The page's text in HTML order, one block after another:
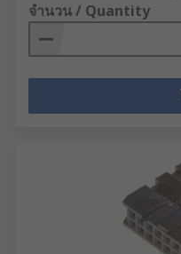
จำนวน / Quantity